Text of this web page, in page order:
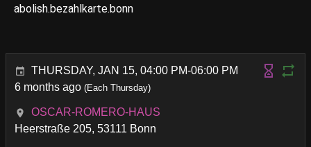
abolish.bezahlkarte.bonn
THURSDAY, JAN 15, 04:00 PM-06:00 PM
6 months ago (Each Thursday)
OSCAR-ROMERO-HAUS
Heerstraße 205, 53111 Bonn